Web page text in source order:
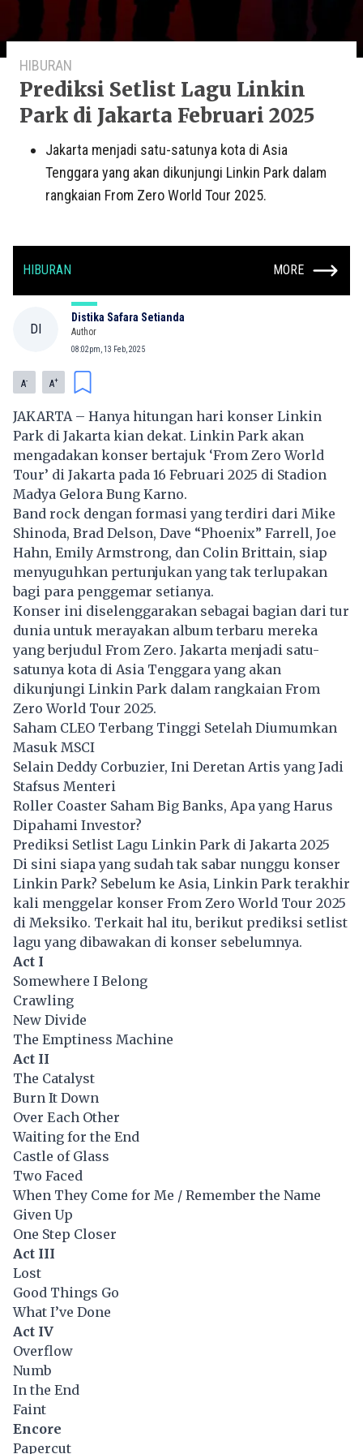
HIBURAN
Prediksi Setlist Lagu Linkin
Park di Jakarta Februari 2025
Jakarta menjadi satu-satunya kota di Asia
Tenggara yang akan dikunjungi Linkin Park dalam
rangkaian From Zero World Tour 2025.
HIBURAN MORE
DI
Distika Safara Setianda
Author
08:02pm, 13 Feb, 2025
A- A+
JAKARTA – Hanya hitungan hari konser Linkin
Park di Jakarta kian dekat. Linkin Park akan
mengadakan konser bertajuk ‘From Zero World
Tour’ di Jakarta pada 16 Februari 2025 di Stadion
Madya Gelora Bung Karno.
Band rock dengan formasi yang terdiri dari Mike
Shinoda, Brad Delson, Dave “Phoenix” Farrell, Joe
Hahn, Emily Armstrong, dan Colin Brittain, siap
menyuguhkan pertunjukan yang tak terlupakan
bagi para penggemar setianya.
Konser ini diselenggarakan sebagai bagian dari tur
dunia untuk merayakan album terbaru mereka
yang berjudul From Zero. Jakarta menjadi satu-
satunya kota di Asia Tenggara yang akan
dikunjungi Linkin Park dalam rangkaian From
Zero World Tour 2025.
Saham CLEO Terbang Tinggi Setelah Diumumkan
Masuk MSCI
Selain Deddy Corbuzier, Ini Deretan Artis yang Jadi
Stafsus Menteri
Roller Coaster Saham Big Banks, Apa yang Harus
Dipahami Investor?
Prediksi Setlist Lagu Linkin Park di Jakarta 2025
Di sini siapa yang sudah tak sabar nunggu konser
Linkin Park? Sebelum ke Asia, Linkin Park terakhir
kali menggelar konser From Zero World Tour 2025
di Meksiko. Terkait hal itu, berikut prediksi setlist
lagu yang dibawakan di konser sebelumnya.
Act I
Somewhere I Belong
Crawling
New Divide
The Emptiness Machine
Act II
The Catalyst
Burn It Down
Over Each Other
Waiting for the End
Castle of Glass
Two Faced
When They Come for Me / Remember the Name
Given Up
One Step Closer
Act III
Lost
Good Things Go
What I’ve Done
Act IV
Overflow
Numb
In the End
Faint
Encore
Papercut